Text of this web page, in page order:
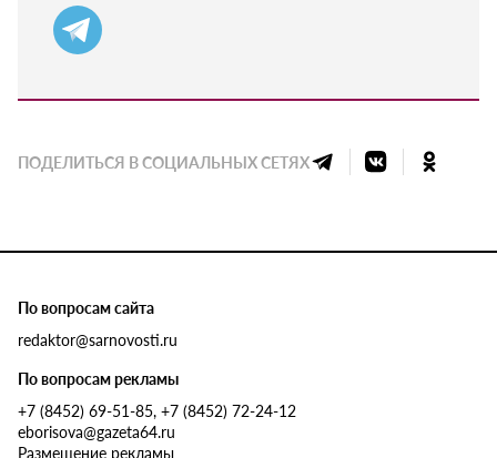
ПОДЕЛИТЬСЯ В СОЦИАЛЬНЫХ СЕТЯХ
По вопросам сайта
redaktor@sarnovosti.ru
По вопросам рекламы
+7 (8452) 69-51-85, +7 (8452) 72-24-12
eborisova@gazeta64.ru
Размещение рекламы